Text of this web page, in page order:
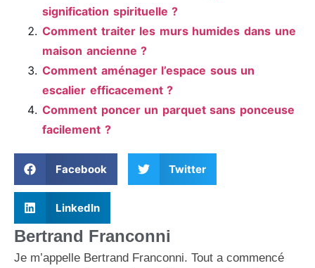
signification spirituelle ?
Comment traiter les murs humides dans une
maison ancienne ?
Comment aménager l’espace sous un
escalier efficacement ?
Comment poncer un parquet sans ponceuse
facilement ?
Facebook Twitter
LinkedIn
Bertrand Franconni
Je m’appelle Bertrand Franconni. Tout a commencé